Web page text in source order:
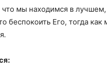
мы находимся в
беспокоить Его, тогда